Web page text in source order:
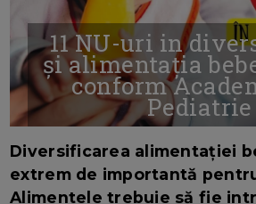
11 NU-uri in
și alimentația
conform
Pediatrie
Diversificarea alimentației
extrem de importantă
Alimentele trebuie să fie